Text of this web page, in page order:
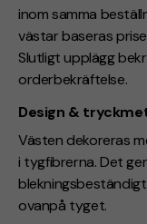
inom samma
västar baseras
Slutligt upplägg
orderbekräftelse.
Design &
Västen dekoreras
i tygfibrerna. Det
ovanpå tyget.